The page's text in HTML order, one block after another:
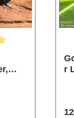
r